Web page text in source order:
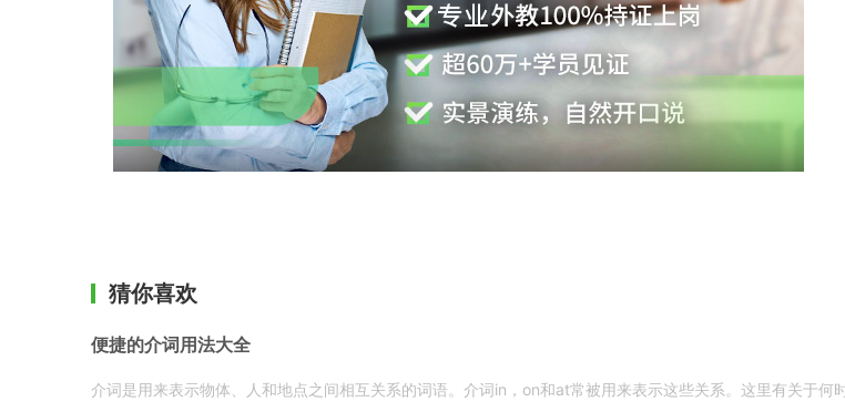
猜你喜欢
便捷的介词用法大全
介词是用来表示物体、人和地点之间相互关系的词语。介词in，on和at常被用来表示这些关系。这里有关于何